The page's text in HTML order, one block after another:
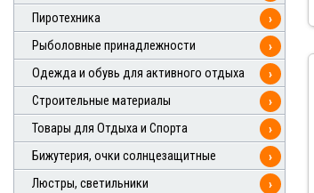
Пиротехника
›
Рыболовные принадлежности
›
Одежда и обувь для активного отдыха
›
Строительные материалы
›
Товары для Отдыха и Спорта
›
Бижутерия, очки солнцезащитные
›
Люстры, светильники
›